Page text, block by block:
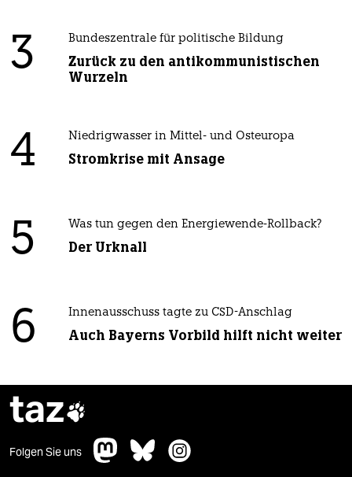
3 Bundeszentrale für politische Bildung
Zurück zu den antikommunistischen
Wurzeln
4 Niedrigwasser in Mittel- und Osteuropa
Stromkrise mit Ansage
5 Was tun gegen den Energiewende-Rollback?
Der Urknall
6 Innenausschuss tagte zu CSD-Anschlag
Auch Bayerns Vorbild hilft nicht weiter
taz
Folgen Sie uns